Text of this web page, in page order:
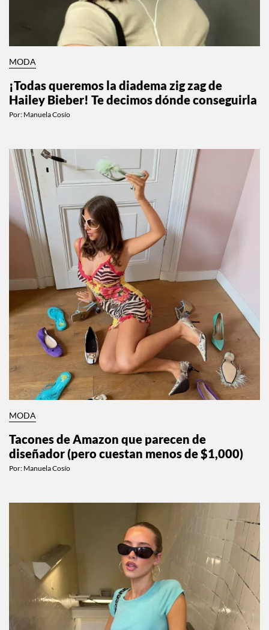
MODA
¡Todas queremos la diadema zig zag de
Hailey Bieber! Te decimos dónde conseguirla
Por: Manuela Cosío
MODA
Tacones de Amazon que parecen de
diseñador (pero cuestan menos de $1,000)
Por: Manuela Cosío